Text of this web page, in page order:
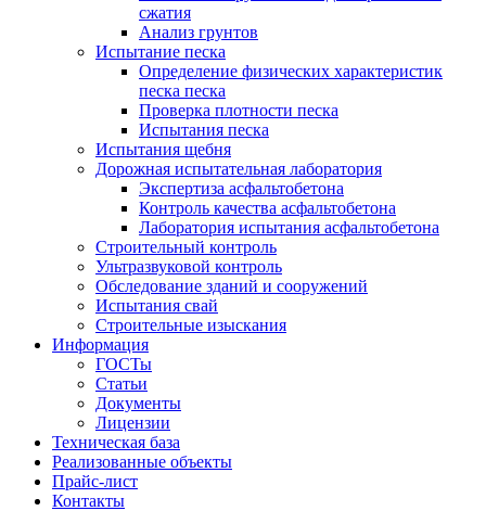
сжатия
Анализ грунтов
Испытание песка
Определение физических характеристик
песка песка
Проверка плотности песка
Испытания песка
Испытания щебня
Дорожная испытательная лаборатория
Экспертиза асфальтобетона
Контроль качества асфальтобетона
Лаборатория испытания асфальтобетона
Строительный контроль
Ультразвуковой контроль
Обследование зданий и сооружений
Испытания свай
Строительные изыскания
Информация
ГОСТы
Статьи
Документы
Лицензии
Техническая база
Реализованные объекты
Прайс-лист
Контакты